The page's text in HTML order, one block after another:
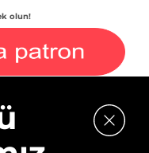
olun!